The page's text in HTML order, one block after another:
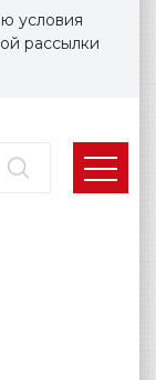
условия
рассылки